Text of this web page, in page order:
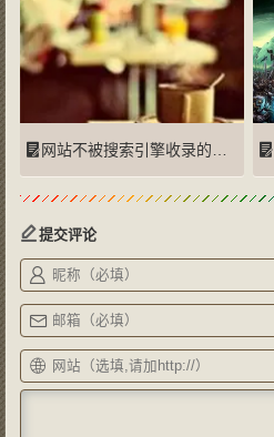
提交评论
网站不被搜索引擎收录的原因